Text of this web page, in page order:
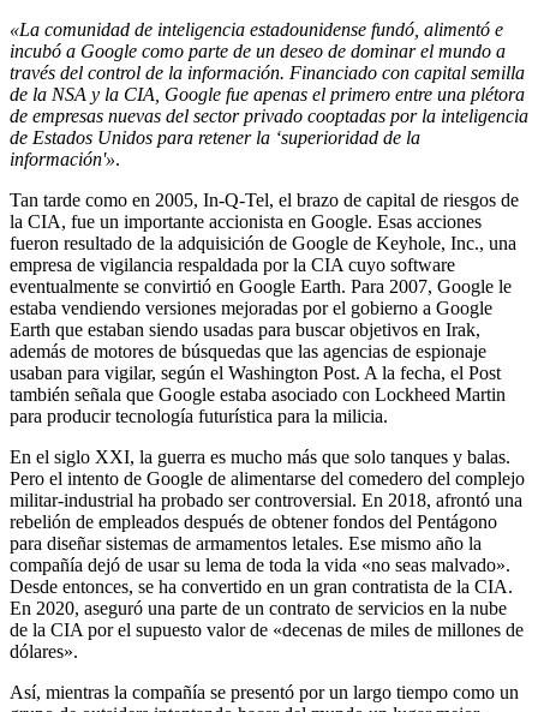
«La comunidad de inteligencia estadounidense fundó, alimentó e
incubó a Google como parte de un deseo de dominar el mundo a
través del control de la información. Financiado con capital semilla
de la NSA y la CIA, Google fue apenas el primero entre una plétora
de empresas nuevas del sector privado cooptadas por la inteligencia
de Estados Unidos para retener la ‘superioridad de la
información'».
Tan tarde como en 2005, In-Q-Tel, el brazo de capital de riesgos de
la CIA, fue un importante accionista en Google. Esas acciones
fueron resultado de la adquisición de Google de Keyhole, Inc., una
empresa de vigilancia respaldada por la CIA cuyo software
eventualmente se convirtió en Google Earth. Para 2007, Google le
estaba vendiendo versiones mejoradas por el gobierno a Google
Earth que estaban siendo usadas para buscar objetivos en Irak,
además de motores de búsquedas que las agencias de espionaje
usaban para vigilar, según el Washington Post. A la fecha, el Post
también señala que Google estaba asociado con Lockheed Martin
para producir tecnología futurística para la milicia.
En el siglo XXI, la guerra es mucho más que solo tanques y balas.
Pero el intento de Google de alimentarse del comedero del complejo
militar-industrial ha probado ser controversial. En 2018, afrontó una
rebelión de empleados después de obtener fondos del Pentágono
para diseñar sistemas de armamentos letales. Ese mismo año la
compañía dejó de usar su lema de toda la vida «no seas malvado».
Desde entonces, se ha convertido en un gran contratista de la CIA.
En 2020, aseguró una parte de un contrato de servicios en la nube
de la CIA por el supuesto valor de «decenas de miles de millones de
dólares».
Así, mientras la compañía se presentó por un largo tiempo como un